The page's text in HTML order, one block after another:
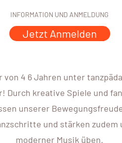
INFORMATION UND ANMELDUNG
Jetzt Anmelden
von 4 6 Jahren unter
Durch kreative Spiele und
unserer
und stärken
moderner Musik üben.